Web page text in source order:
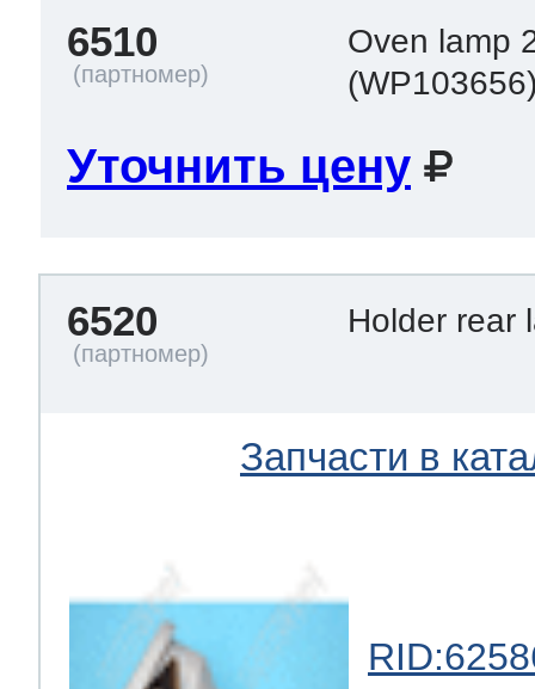
6510
Oven lamp
Уточнить цену
6520 Holder rear
Запчасти в